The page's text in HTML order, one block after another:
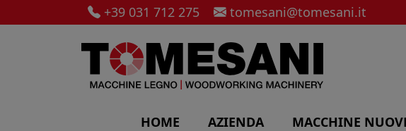
+39 031 712 275 tomesani@tomesani.it
HOME AZIENDA MACCHINE